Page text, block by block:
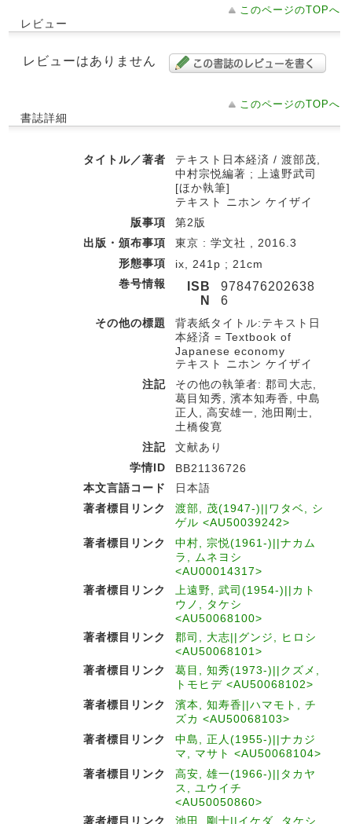
このページのTOPへ
レビュー
レビューはありません
このページのTOPへ
書誌詳細
タイトル／著者
テキスト日本経済 / 渡部茂,
中村宗悦編著 ; 上遠野武司
[ほか執筆]
テキスト ニホン ケイザイ
版事項
第2版
出版・頒布事項
東京 : 学文社 , 2016.3
形態事項
ix, 241p ; 21cm
巻号情報
ISB
N
978476202638
6
その他の標題
背表紙タイトル:テキスト日
本経済 = Textbook of
Japanese economy
テキスト ニホン ケイザイ
注記
その他の執筆者: 郡司大志,
葛目知秀, 濱本知寿香, 中島
正人, 高安雄一, 池田剛士,
土橋俊寛
注記
文献あり
学情ID
BB21136726
本文言語コード
日本語
著者標目リンク
渡部, 茂(1947-)||ワタベ, シ
ゲル <AU50039242>
著者標目リンク
中村, 宗悦(1961-)||ナカム
ラ, ムネヨシ
<AU00014317>
著者標目リンク
上遠野, 武司(1954-)||カト
ウノ, タケシ
<AU50068100>
著者標目リンク
郡司, 大志||グンジ, ヒロシ
<AU50068101>
著者標目リンク
葛目, 知秀(1973-)||クズメ,
トモヒデ <AU50068102>
著者標目リンク
濱本, 知寿香||ハマモト, チ
ズカ <AU50068103>
著者標目リンク
中島, 正人(1955-)||ナカジ
マ, マサト <AU50068104>
著者標目リンク
高安, 雄一(1966-)||タカヤ
ス, ユウイチ
<AU50050860>
著者標目リンク
池田, 剛士||イケダ, タケシ